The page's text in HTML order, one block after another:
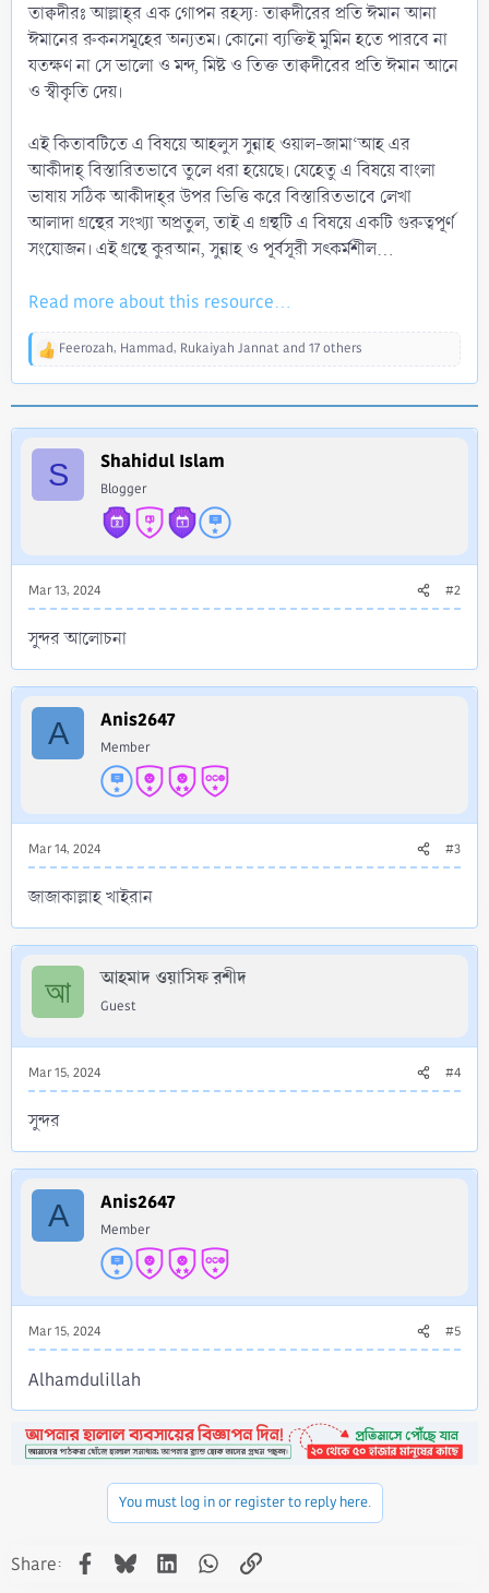
তাক্বদীরঃ আল্লাহ্‌র এক গোপন রহস্য: তাক্বদীরের প্রতি ঈমান আনা
ঈমানের রুকনসমূহের অন্যতম। কোনো ব্যক্তিই মুমিন হতে পারবে না
যতক্ষণ না সে ভালো ও মন্দ, মিষ্ট ও তিক্ত তাক্বদীরের প্রতি ঈমান আনে
ও স্বীকৃতি দেয়।
এই কিতাবটিতে এ বিষয়ে আহলুস সুন্নাহ ওয়াল-জামা‘আহ এর
আকীদাহ্‌ বিস্তারিতভাবে তুলে ধরা হয়েছে। যেহেতু এ বিষয়ে বাংলা
ভাষায় সঠিক আকীদাহ্‌র উপর ভিত্তি করে বিস্তারিতভাবে লেখা
আলাদা গ্রন্থের সংখ্যা অপ্রতুল, তাই এ গ্রন্থটি এ বিষয়ে একটি গুরুত্বপূর্ণ
সংযোজন। এই গ্রন্থে কুরআন, সুন্নাহ ও পূর্বসূরী সৎকর্মশীল...
Read more about this resource...
R
Feerozah, Hammad, Rukaiyah Jannatand 17 others
S Shahidul Islam
Blogger
Mar 13, 2024 #2
সুন্দর আলোচনা
A Anis2647
Member
Mar 14, 2024 #3
জাজাকাল্লাহ খাইরান
আ আহমাদ ওয়াসিফ রশীদ
Guest
Mar 15, 2024 #4
সুন্দর
A Anis2647
Member
Mar 15, 2024 #5
Alhamdulillah
You must log in or register to reply here.
Share: Facebook
BlueskyLinkedInWhatsApp
Link